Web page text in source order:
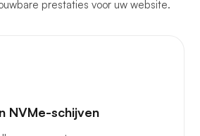
prestaties voor uw website.
NVMe-schijven